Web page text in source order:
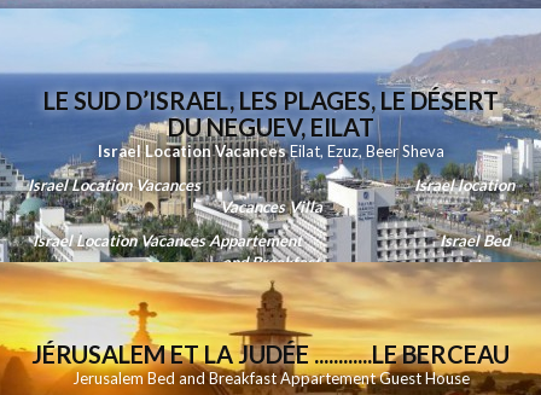
LE SUD D’ISRAEL, LES PLAGES, LE DÉSERT
DU NEGUEV, EILAT
Israel Location VacancesEilat, Ezuz, Beer Sheva
Israel Location Vacances
Israel location
Vacances Villa
Israel Location Vacances Appartement
Israel Bed
and Breakfast
JÉRUSALEM ET LA JUDÉE ............LE BERCEAU
Jerusalem Bed and Breakfast Appartement Guest House